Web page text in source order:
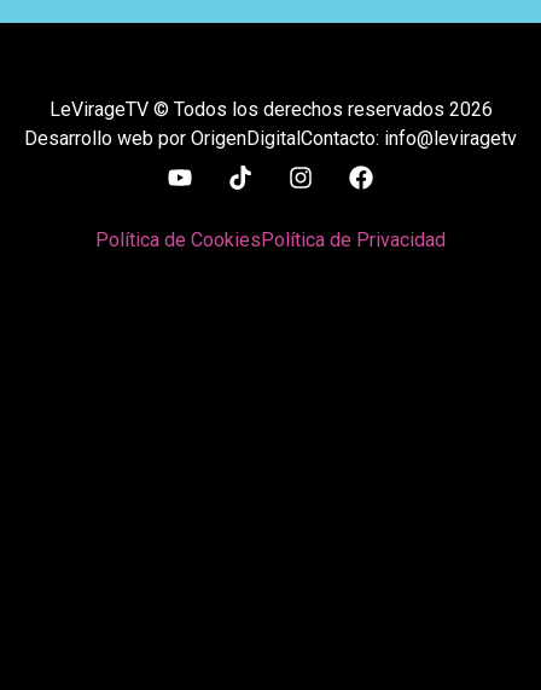
LeVirageTV © Todos los derechos reservados 2026
Desarrollo web por OrigenDigitalContacto: info@leviragetv
Política de CookiesPolítica de Privacidad